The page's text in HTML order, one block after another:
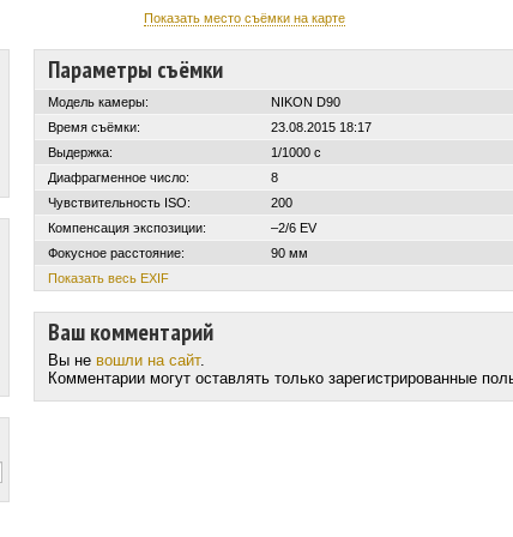
Показать место съёмки на карте
Параметры съёмки
Модель камеры:
NIKON D90
Время съёмки:
23.08.2015 18:17
Выдержка:
1/1000 с
Диафрагменное число:
8
Чувствительность ISO:
200
Компенсация экспозиции:
–2/6 EV
Фокусное расстояние:
90 мм
Показать весь EXIF
Ваш комментарий
Вы не вошли на сайт.
Комментарии могут оставлять только зарегистрированные